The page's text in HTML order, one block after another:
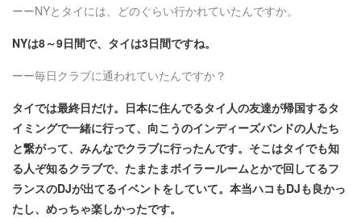
ーーNYとタイには、どのぐらい行かれていたんですか。
NYは8～9日間で、タイは3日間ですね。
ーー毎日クラブに通われていたんですか？
タイでは最終日だけ。日本に住んでるタイ人の友達が帰国するタ
イミングで一緒に行って、向こうのインディーズバンドの人たち
と繋がって、みんなでクラブに行ったんです。そこはタイでも知
る人ぞ知るクラブで、たまたまボイラールームとかで回してるフ
ランスのDJが出てるイベントをしていて。本当ハコもDJも良かっ
たし、めっちゃ楽しかったです。